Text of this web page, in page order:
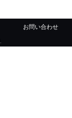
お問い合わせ